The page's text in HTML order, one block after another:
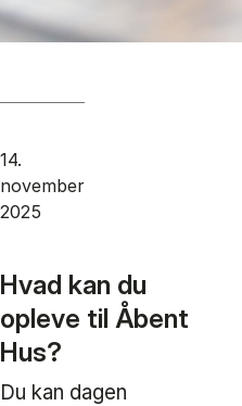
14.
november
2025
Hvad kan du
opleve til Åbent
Hus?
Du kan dagen